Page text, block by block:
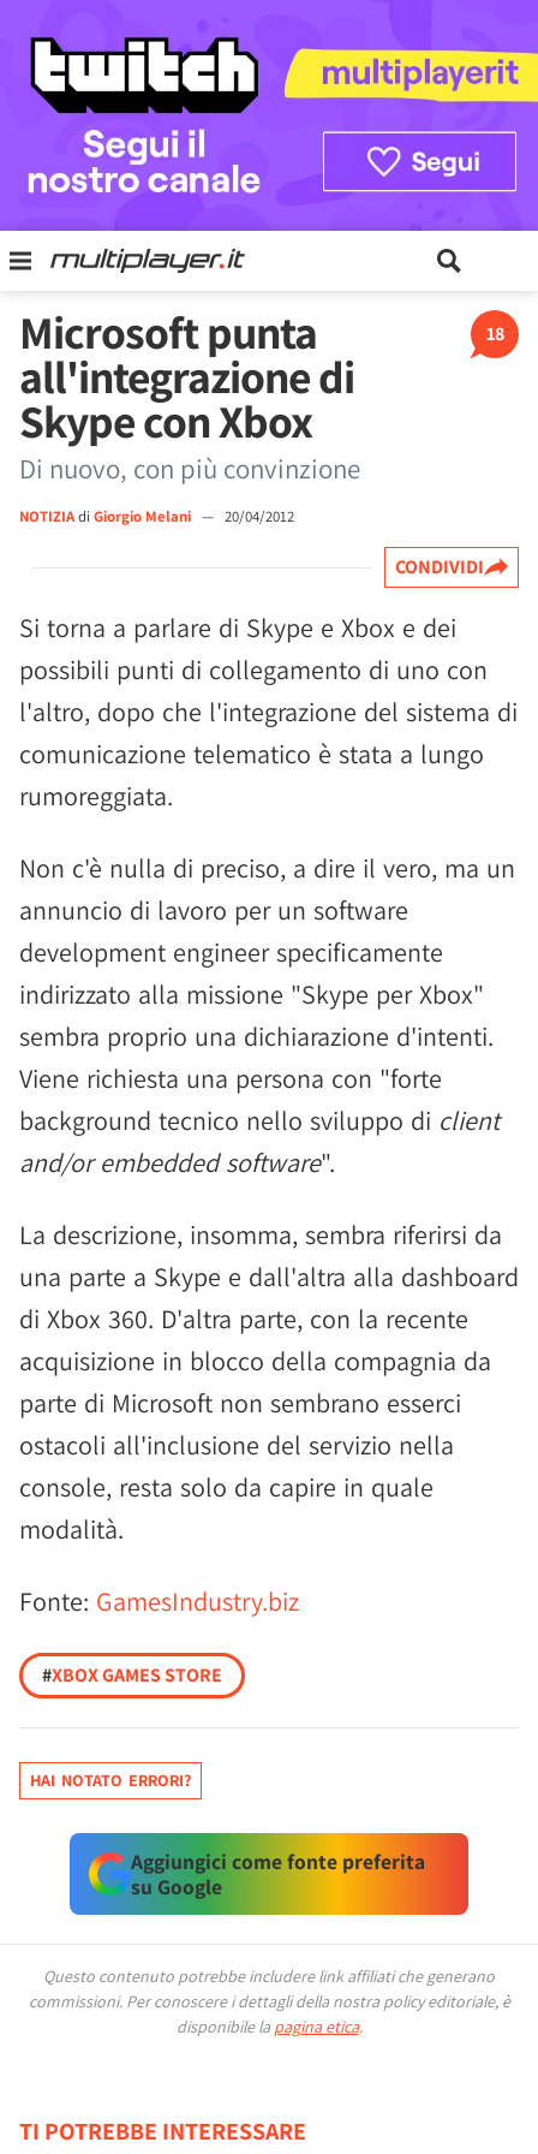
18
Microsoft punta
all'integrazione di
Skype con Xbox
Di nuovo, con più convinzione
NOTIZIAdi Giorgio Melani — 20/04/2012
CONDIVIDI
Si torna a parlare di Skype e Xbox e dei
possibili punti di collegamento di uno con
l'altro, dopo che l'integrazione del sistema di
comunicazione telematico è stata a lungo
rumoreggiata.
Non c'è nulla di preciso, a dire il vero, ma un
annuncio di lavoro per un software
development engineer specificamente
indirizzato alla missione "Skype per Xbox"
sembra proprio una dichiarazione d'intenti.
Viene richiesta una persona con "forte
background tecnico nello sviluppo di client
and/or embedded software".
La descrizione, insomma, sembra riferirsi da
una parte a Skype e dall'altra alla dashboard
di Xbox 360. D'altra parte, con la recente
acquisizione in blocco della compagnia da
parte di Microsoft non sembrano esserci
ostacoli all'inclusione del servizio nella
console, resta solo da capire in quale
modalità.
Fonte: GamesIndustry.biz
#XBOX GAMES STORE
HAI NOTATO ERRORI?
Aggiungici come fonte preferita
su Google
Questo contenuto potrebbe includere link affiliati che generano
commissioni. Per conoscere i dettagli della nostra policy editoriale, è
disponibile la pagina etica.
TI POTREBBE INTERESSARE